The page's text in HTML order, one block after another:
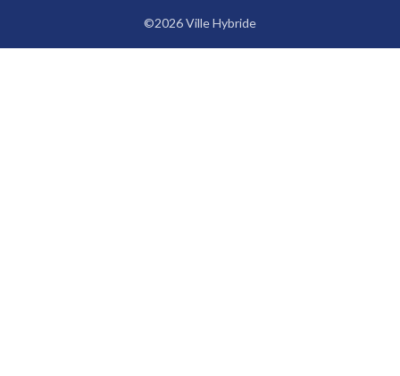
©2026 Ville Hybride